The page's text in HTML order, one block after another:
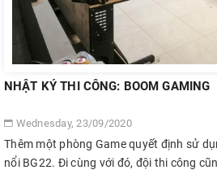
NHẬT KÝ THI CÔNG: BOOM GAMING
Wednesday, 23/09/2020
Thêm một phòng Game quyết định sử
nổi BG22. Đi cùng với đó, đội thi công